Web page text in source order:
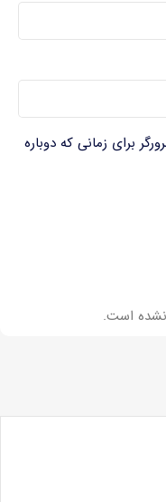
است.
برای زمانی که دوباره